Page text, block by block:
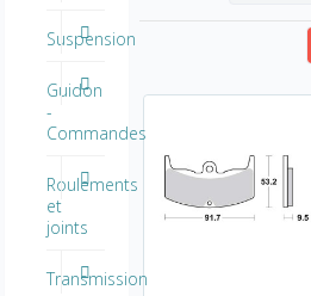
Suspension
Guidon
-
Commandes
Roulements
et
joints
Transmission